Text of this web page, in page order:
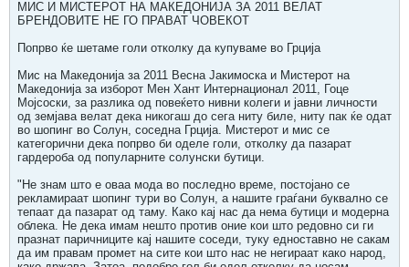
МИС И МИСТЕРОТ НА МАКЕДОНИЈА ЗА 2011 ВЕЛАТ
БРЕНДОВИТЕ НЕ ГО ПРАВАТ ЧОВЕКОТ
Попрво ќе шетаме голи отколку да купуваме во Грција
Мис на Македонија за 2011 Весна Јакимоска и Мистерот на
Македонија за изборот Мен Хант Интернационал 2011, Гоце
Мојсоски, за разлика од повеќето нивни колеги и јавни личности
од земјава велат дека никогаш до сега ниту биле, ниту пак ќе одат
во шопинг во Солун, соседна Грција. Мистерот и мис се
категорични дека попрво би оделе голи, отколку да пазарат
гардероба од популарните солунски бутици.
"Не знам што е оваа мода во последно време, постојано се
рекламираат шопинг тури во Солун, а нашите граѓани буквално се
тепаат да пазарат од таму. Како кај нас да нема бутици и модерна
облека. Не дека имам нешто против оние кои што редовно си ги
празнат паричниците кај нашите соседи, туку едноставно не сакам
да им правам промет на сите кои што нас не негираат како народ,